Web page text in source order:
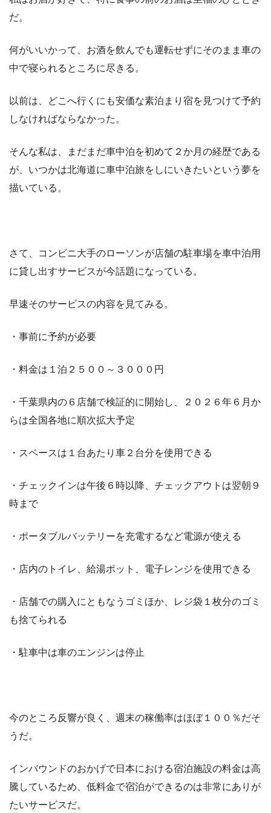
だ。
何がいいかって、お酒を飲んでも運転せずにそのまま車の
中で寝られるところに尽きる。
以前は、どこへ行くにも安価な素泊まり宿を見つけて予約
しなければならなかった。
そんな私は、まだまだ車中泊を初めて２か月の経歴である
が、いつかは北海道に車中泊旅をしにいきたいという夢を
描いている。
さて、コンビニ大手のローソンが店舗の駐車場を車中泊用
に貸し出すサービスが今話題になっている。
早速そのサービスの内容を見てみる。
・事前に予約が必要
・料金は１泊２５００～３０００円
・千葉県内の６店舗で検証的に開始し、２０２６年６月か
らは全国各地に順次拡大予定
・スペースは１台あたり車２台分を使用できる
・チェックインは午後６時以降、チェックアウトは翌朝９
時まで
・ポータブルバッテリーを充電するなど電源が使える
・店内のトイレ、給湯ポット、電子レンジを使用できる
・店舗での購入にともなうゴミほか、レジ袋１枚分のゴミ
も捨てられる
・駐車中は車のエンジンは停止
今のところ反響が良く、週末の稼働率はほぼ１００％だそ
うだ。
インバウンドのおかげで日本における宿泊施設の料金は高
騰しているため、低料金で宿泊ができるのは非常にありが
たいサービスだ。